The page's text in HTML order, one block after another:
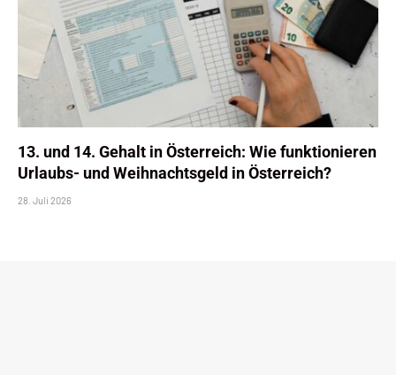
13. und 14. Gehalt in Österreich: Wie funktionieren
Urlaubs- und Weihnachtsgeld in Österreich?
28. Juli 2026